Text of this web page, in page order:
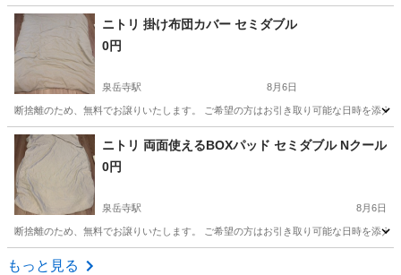
東京 港区 泉岳寺駅 寝具 掛け布団ニトリ 掛け布団カバー セミダブル
0円
泉岳寺駅 8月6日
断捨離のため、無料でお譲りいたします。 ご希望の方はお引き取り可能な日時を添え
東京 港区 泉岳寺駅 寝具
ニトリ 両面使えるBOXパッド セミダブル Nクール
0円
泉岳寺駅 8月6日
断捨離のため、無料でお譲りいたします。 ご希望の方はお引き取り可能な日時を添え
東京 港区
もっと見る